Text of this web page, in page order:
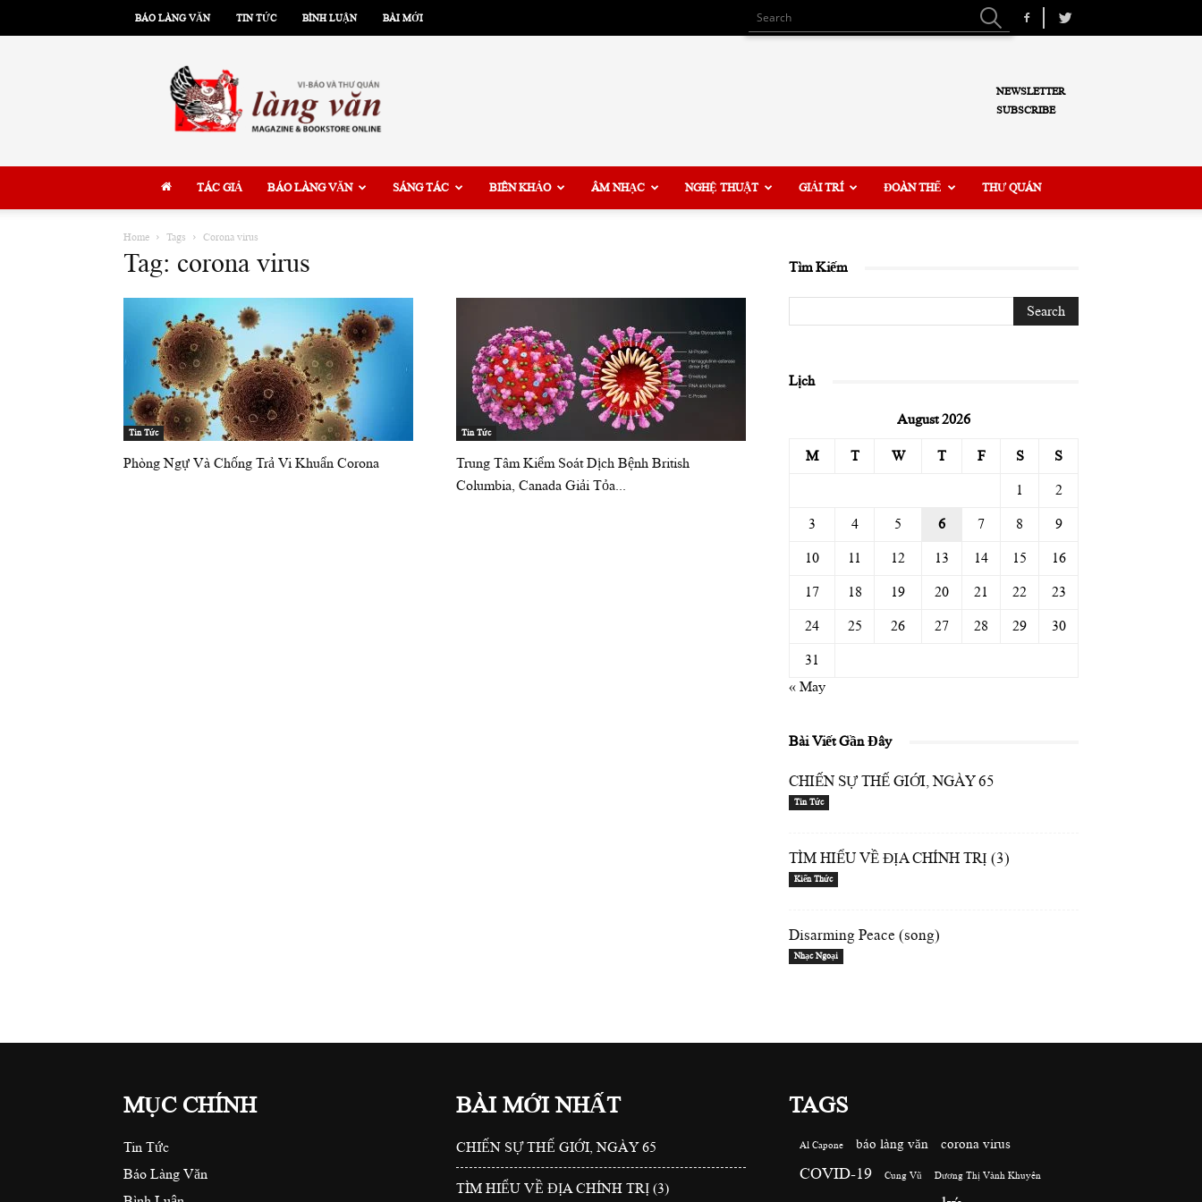
BÁO LÀNG VĂN TIN TỨC BÌNH LUẬN BÀI MỚI
Văn
NEWSLETTER
SUBSCRIBE
TÁC GIẢ BÁO LÀNG VĂN SÁNG TÁC BIÊN KHẢO ÂM NHẠC NGHỆ THUẬT GIẢI TRÍ ĐOÀN THỂ THƯ QUÁN
Home Tags Corona virus
Tag: corona virus
Tin Tức
Phòng Ngự Và Chống Trả Vi Khuẩn Corona
Tin Tức
Trung Tâm Kiểm Soát Dịch Bệnh British
Columbia, Canada Giải Tỏa...
Tìm Kiếm
Lịch
August 2026
M T W T F S S
1 2
3 4 5 6 7 8 9
10 11 12 13 14 15 16
17 18 19 20 21 22 23
24 25 26 27 28 29 30
31
« May
Bài Viết Gần Đây
CHIẾN SỰ THẾ GIỚI, NGÀY 65
Tin Tức
TÌM HIỂU VỀ ĐỊA CHÍNH TRỊ (3)
Kiến Thức
Disarming Peace (song)
Nhạc Ngoại
MỤC CHÍNH
Tin Tức
Báo Làng Văn
BÀI MỚI NHẤT
CHIẾN SỰ THẾ GIỚI, NGÀY 65
TÌM HIỂU VỀ ĐỊA CHÍNH TRỊ (3)
TAGS
Al Capone báo làng văn corona virus
COVID-19 Cung Vũ Dương Thị Vành Khuyên